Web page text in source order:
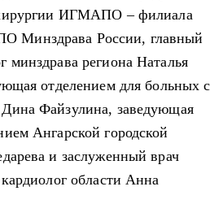
ИГМАПО – филиала
России, главный
минздрава региона Наталья
отделением для больных с
Файзулина, заведующая
Ангарской городской
и заслуженный врач
области Анна